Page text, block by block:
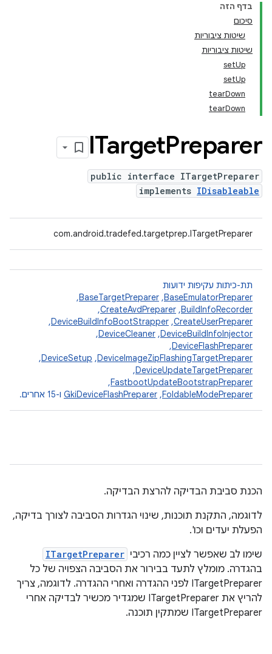
בדף הזה
סיכום
שיטות ציבוריות
שיטות ציבוריות
setUp
setUp
tearDown
tearDown
ITargetPreparer
public interface ITargetPreparer
implements IDisableable
com.android.tradefed.targetprep.ITargetPreparer
תת-כיתות עקיפות ידועות
BaseEmulatorPreparer
,‏
BaseTargetPreparer
,‏
BuildInfoRecorder
,‏
CreateAvdPreparer
,‏
CreateUserPreparer
,‏
DeviceBuildInfoBootStrapper
,‏
DeviceBuildInfoInjector
,‏
DeviceCleaner
,‏
DeviceFlashPreparer
,‏
DeviceImageZipFlashingTargetPreparer
,‏
DeviceSetup
,‏
DeviceUpdateTargetPreparer
,‏
FastbootUpdateBootstrapPreparer
,‏
FoldableModePreparer
,‏
GkiDeviceFlashPreparer ו-15 אחרים.
הכנת סביבת הבדיקה להרצת הבדיקה.
לדוגמה, התקנת תוכנות, שינוי הגדרות הסביבה לצורך בדיקה,
הפעלת יעדים וכו'.
שימו לב שאפשר לציין כמה רכיבי ITargetPreparer
בהגדרה. מומלץ לתעד בבירור את הסביבה הצפויה של כל
ITargetPreparer לפני ההגדרה ואחרי ההגדרה. לדוגמה, צריך
להריץ את ITargetPreparer שמגדיר מכשיר לבדיקה אחרי
ITargetPreparer שמתקין תוכנה.